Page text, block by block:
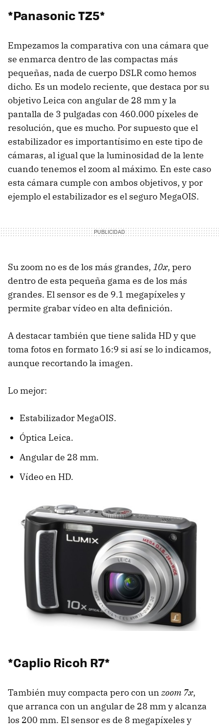
*Panasonic TZ5*
Empezamos la comparativa con una cámara que
se enmarca dentro de las compactas más
pequeñas, nada de cuerpo DSLR como hemos
dicho. Es un modelo reciente, que destaca por su
objetivo Leica con angular de 28 mm y la
pantalla de 3 pulgadas con 460.000 píxeles de
resolución, que es mucho. Por supuesto que el
estabilizador es importantísimo en este tipo de
cámaras, al igual que la luminosidad de la lente
cuando tenemos el zoom al máximo. En este caso
esta cámara cumple con ambos objetivos, y por
ejemplo el estabilizador es el seguro MegaOIS.
Su zoom no es de los más grandes, 10x, pero
dentro de esta pequeña gama es de los más
grandes. El sensor es de 9.1 megapíxeles y
permite grabar vídeo en alta definición.
A destacar también que tiene salida HD y que
toma fotos en formato 16:9 si así se lo indicamos,
aunque recortando la imagen.
Lo mejor:
Estabilizador MegaOIS.
Óptica Leica.
Angular de 28 mm.
Vídeo en HD.
*Caplio Ricoh R7*
También muy compacta pero con unzoom 7x,
que arranca con un angular de 28 mm y alcanza
los 200 mm. El sensor es de 8 megapíxeles y